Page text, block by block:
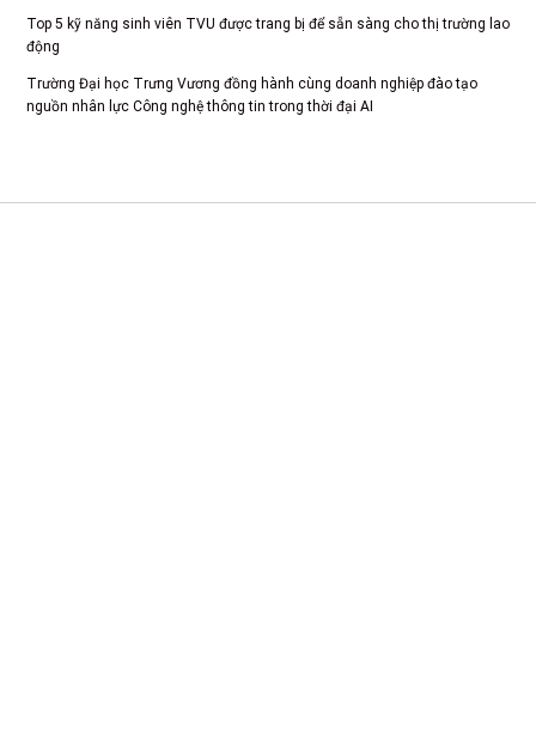
Top 5 kỹ năng sinh viên TVU được trang bị để sẵn sàng cho thị trường lao
động
Trường Đại học Trưng Vương đồng hành cùng doanh nghiệp đào tạo
nguồn nhân lực Công nghệ thông tin trong thời đại AI